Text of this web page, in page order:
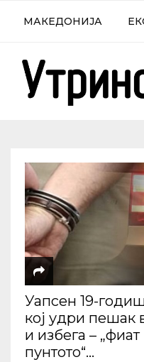
МАКЕДОНИЈА
Уапсен 19-
кој удри пешак
и избега – „фиат
пунтото“...